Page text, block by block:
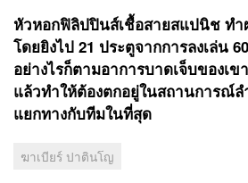
หัวหอกฟิลิปปินส์เชื้อสายสแปนิช ทำ
โดยยิงไป 21 ประตูจากการลงเล่น
อย่างไรก็ตามอาการบาดเจ็บของเ
แล้วทำให้ต้องตกอยู่ในสถานการณ์
แยกทางกับทีมในที่สุด
ฆาเบียร์ ปาตินโญ